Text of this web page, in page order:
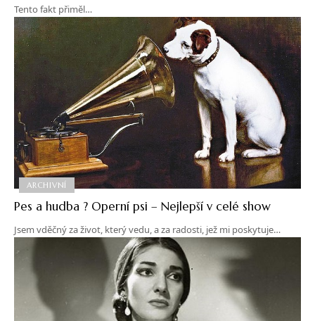
Tento fakt přiměl…
ARCHIVNÍ
Pes a hudba ? Operní psi – Nejlepší v celé show
Jsem vděčný za život, který vedu, a za radosti, jež mi poskytuje…